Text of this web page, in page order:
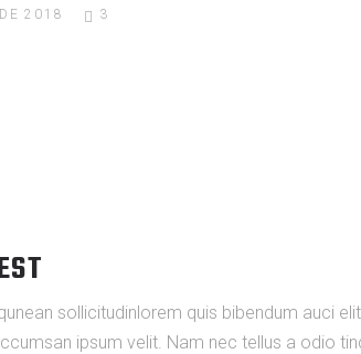
2018 3
sollicitudinlorem quis bibendum auci
ipsum velit. Nam nec tellus a odio